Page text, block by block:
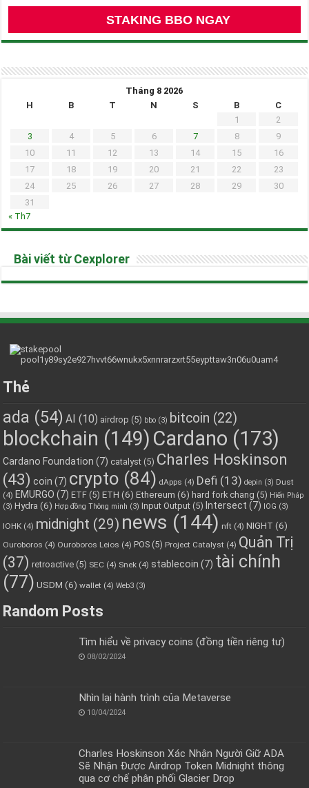
STAKING BBO NGAY
Tháng 8 2026
H
B T N S B
C
1
2
3
4 5 6 7 8
9
10
11 12 13 14 15
16
17
18 19 20 21 22
23
24
25 26 27 28 29
30
31
« Th7
Bài viết từ Cexplorer
Thẻ
ada (54) AI (10) airdrop (5) bbo (3) bitcoin (22)
blockchain (149) Cardano (173)
Cardano Foundation (7) catalyst (5) Charles Hoskinson
(43) coin (7) crypto (84) dApps (4) Defi (13) depin (3) Dust
(4) EMURGO (7) ETF (5) ETH (6) Ethereum (6) hard fork chang (5) Hiến Pháp
(3) Hydra (6) Hợp đồng Thông minh (3) Input Output (5) Intersect (7) IOG (3)
IOHK (4) midnight (29) news (144) nft (4) NIGHT (6)
Ouroboros (4) Ouroboros Leios (4) POS (5) Project Catalyst (4) Quản Trị
(37) retroactive (5) SEC (4) Snek (4) stablecoin (7) tài chính
(77) USDM (6) wallet (4) Web3 (3)
Random Posts
Tìm hiểu về privacy coins (đồng tiền riêng tư)
08/02/2024
Nhìn lại hành trình của Metaverse
10/04/2024
Charles Hoskinson Xác Nhận Người Giữ ADA
Sẽ Nhận Được Airdrop Token Midnight thông
qua cơ chế phân phối Glacier Drop